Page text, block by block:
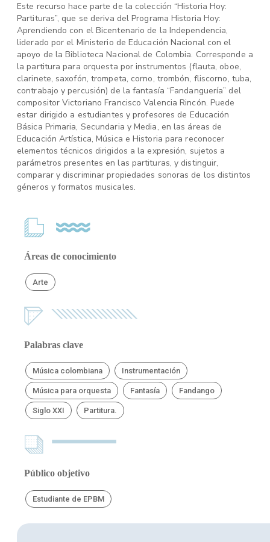
Este recurso hace parte de la colección “Historia Hoy:
Partituras”, que se deriva del Programa Historia Hoy:
Aprendiendo con el Bicentenario de la Independencia,
liderado por el Ministerio de Educación Nacional con el
apoyo de la Biblioteca Nacional de Colombia. Corresponde a
la partitura para orquesta por instrumentos (flauta, oboe,
clarinete, saxofón, trompeta, corno, trombón, fliscorno, tuba,
contrabajo y percusión) de la fantasía “Fandanguería” del
compositor Victoriano Francisco Valencia Rincón. Puede
estar dirigido a estudiantes y profesores de Educación
Básica Primaria, Secundaria y Media, en las áreas de
Educación Artística, Música e Historia para reconocer
elementos técnicos dirigidos a la expresión, sujetos a
parámetros presentes en las partituras, y distinguir,
comparar y discriminar propiedades sonoras de los distintos
géneros y formatos musicales.
Áreas de conocimiento
Arte
Palabras clave
Música colombiana Instrumentación
Música para orquesta Fantasía Fandango
Siglo XXI Partitura.
Público objetivo
Estudiante de EPBM